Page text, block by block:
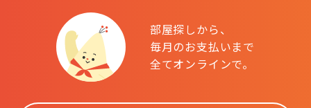
部屋探しから、
毎月のお支払いまで
全てオンラインで。